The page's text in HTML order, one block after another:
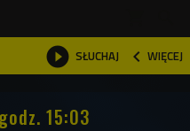
 SŁUCHAJ  WIĘCEJ

15:03